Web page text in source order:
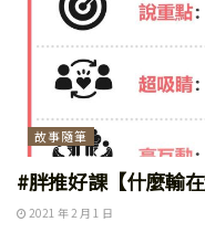
故事隨筆
#胖推好課【什麼輸
2021 年 2 月 1 日